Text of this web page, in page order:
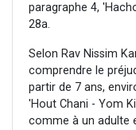
paragraphe 4,
28a.
Selon Rav Nissim
comprendre le
partir de 7 ans,
'Hout Chani - Yom
comme à un adulte